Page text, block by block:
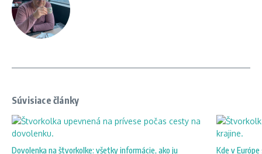
Súvisiace články
Dovolenka na štvorkolke: všetky informácie, ako ju Kde v